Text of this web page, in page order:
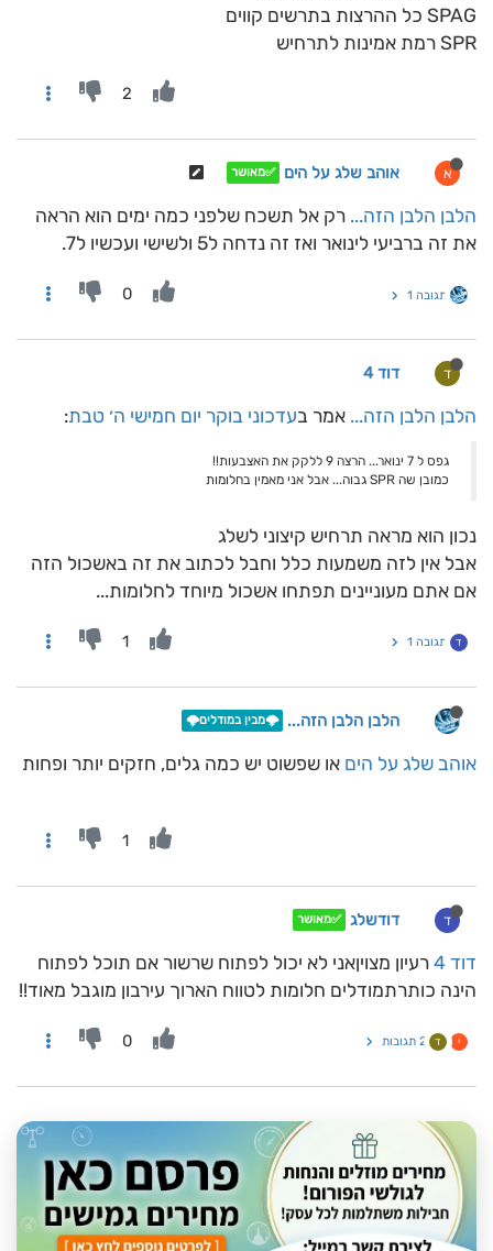
SPAG כל ההרצות בתרשים קווים
SPR רמת אמינות לתרחיש
2
א אוהב שלג על הים ✅מאושר
הלבן הלבן הזה... רק אל תשכח שלפני כמה ימים הוא הראה
את זה ברביעי לינואר ואז זה נדחה ל5 ולשישי ועכשיו ל7.
תגובה 1 0
ד דוד 4
הלבן הלבן הזה... אמר בעדכוני בוקר יום חמישי ה׳ טבת:
גפס ל 7 ינואר... הרצה 9 ללקק את האצבעות!!
כמובן שה SPR גבוה... אבל אני מאמין בחלומות
נכון הוא מראה תרחיש קיצוני לשלג
אבל אין לזה משמעות כלל וחבל לכתוב את זה באשכול הזה
אם אתם מעוניינים תפתחו אשכול מיוחד לחלומות...
ד תגובה 1 1
הלבן הלבן הזה... 🌩️מבין במודלים🌩️
אוהב שלג על הים או שפשוט יש כמה גלים, חזקים יותר ופחות
1
ד דודשלג ✅מאושר
דוד 4
רעיון מצויןאני לא יכול לפתוח שרשור אם תוכל לפתוח
הינה כותרתמודלים חלומות לטווח הארוך עירבון מוגבל מאוד!!
י ד 2 תגובות 0